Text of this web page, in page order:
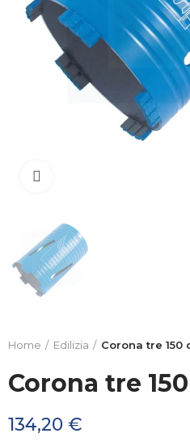
Home Edilizia Corona tre 150
Corona tre
134,20 €